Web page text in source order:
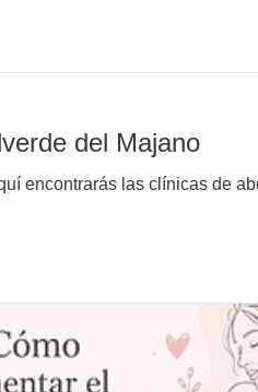
del Majano
encontrarás las clínicas de